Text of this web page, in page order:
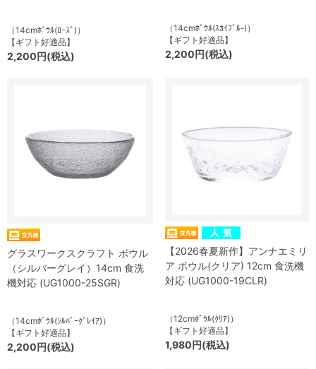
（14cmﾎﾞｳﾙ(ﾛｰｽﾞ)）
【ギフト好適品】
2,200円(税込)
（14cmﾎﾞｳﾙ(ｽｶｲﾌﾞﾙ-)）
【ギフト好適品】
2,200円(税込)
グラスワークスクラフト ボウル
（シルバーグレイ）14cm 食洗
機対応 (UG1000-25SGR)
（14cmﾎﾞｳﾙ(ｼﾙﾊﾞｰｸﾞﾚｲｱ)）
【ギフト好適品】
2,200円(税込)
【2026春夏新作】アンナエミリ
ア ボウル(クリア) 12cm 食洗機
対応 (UG1000-19CLR)
（12cmﾎﾞｳﾙ(ｸﾘｱ)）
【ギフト好適品】
1,980円(税込)